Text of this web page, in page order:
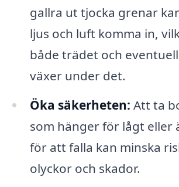
gallra ut tjocka grenar
ljus och luft komma in,
både trädet och
växer under det.
Öka säkerheten: Att ta
som hänger för lågt eller
för att falla kan minska
olyckor och skador.